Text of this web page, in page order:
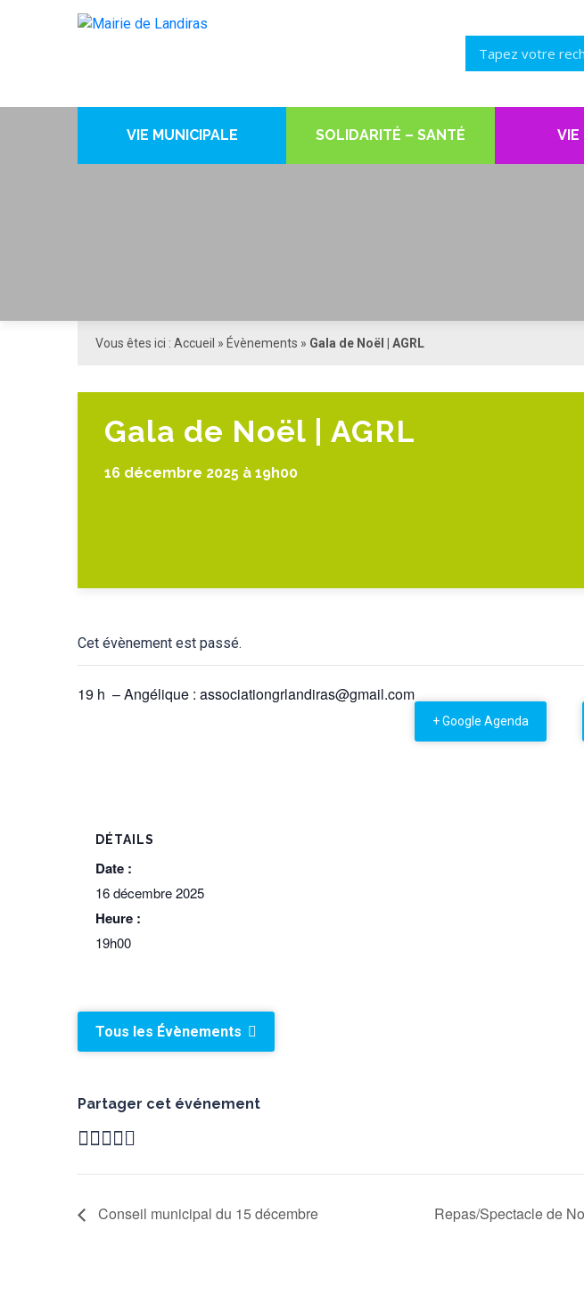
VIE MUNICIPALE SOLIDARITÉ – SANTÉ VIE
Vous êtes ici : Accueil » Évènements » Gala de Noël | AGRL
Gala de Noël | AGRL
16 décembre 2025 à 19h00
Cet évènement est passé.
19 h – Angélique : associationgrlandiras@gmail.com
+ Google Agenda
DÉTAILS
Date :
16 décembre 2025
Heure :
19h00
Tous les Évènements
Partager cet événement
Conseil municipal du 15 décembre Repas/Spectacle de